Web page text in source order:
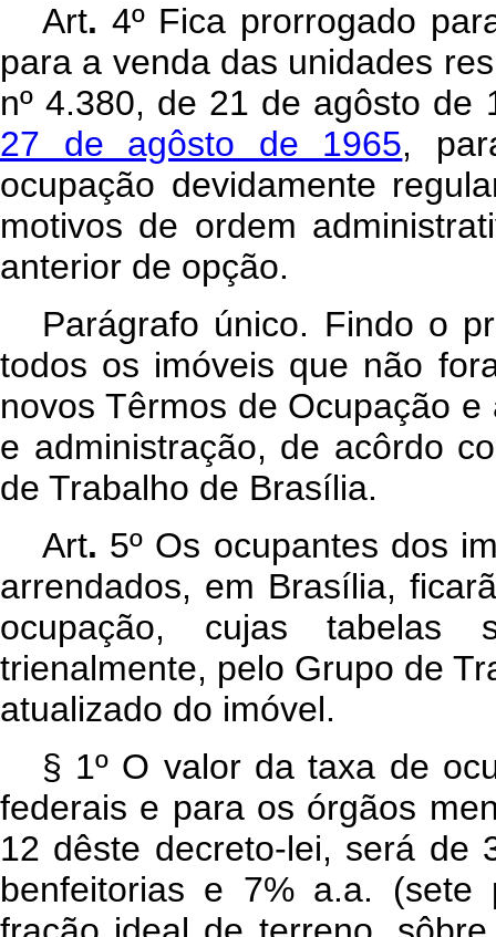
Art. 4º Fica prorrogado
para a venda das unidades
nº 4.380, de 21 de agôsto
27 de agôsto de 1965,
ocupação devidamente
motivos de ordem
anterior de opção.
Parágrafo único. Findo o
todos os imóveis que não
novos Têrmos de Ocupação
e administração, de acôrdo
de Trabalho de Brasília.
Art. 5º Os ocupantes dos
arrendados, em Brasília,
ocupação, cujas tabelas
trienalmente, pelo Grupo de
atualizado do imóvel.
§ 1º O valor da taxa de
federais e para os órgãos
12 dêste decreto-lei, será de
benfeitorias e 7% a.a.